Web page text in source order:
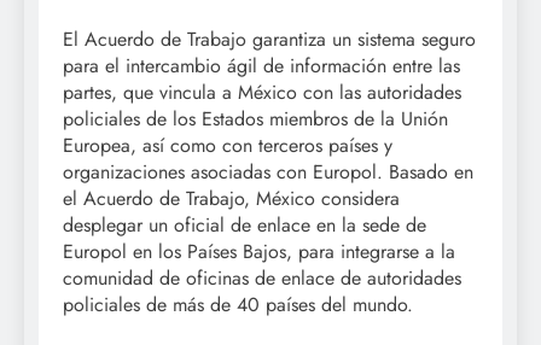
El Acuerdo de Trabajo garantiza un sistema seguro
para el intercambio ágil de información entre las
partes, que vincula a México con las autoridades
policiales de los Estados miembros de la Unión
Europea, así como con terceros países y
organizaciones asociadas con Europol. Basado en
el Acuerdo de Trabajo, México considera
desplegar un oficial de enlace en la sede de
Europol en los Países Bajos, para integrarse a la
comunidad de oficinas de enlace de autoridades
policiales de más de 40 países del mundo.